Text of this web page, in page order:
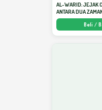
AL-WARID: JEJAK
ANTARA DUA
Beli /